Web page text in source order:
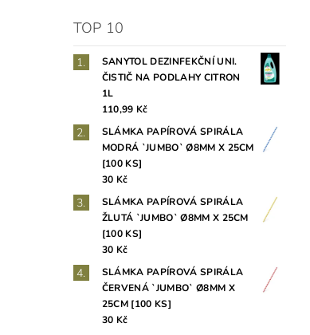
TOP 10
SANYTOL DEZINFEKČNÍ UNI.
ČISTIČ NA PODLAHY CITRON
1L
110,99 Kč
SLÁMKA PAPÍROVÁ SPIRÁLA
MODRÁ `JUMBO` Ø8MM X 25CM
[100 KS]
30 Kč
SLÁMKA PAPÍROVÁ SPIRÁLA
ŽLUTÁ `JUMBO` Ø8MM X 25CM
[100 KS]
30 Kč
SLÁMKA PAPÍROVÁ SPIRÁLA
ČERVENÁ `JUMBO` Ø8MM X
25CM [100 KS]
30 Kč